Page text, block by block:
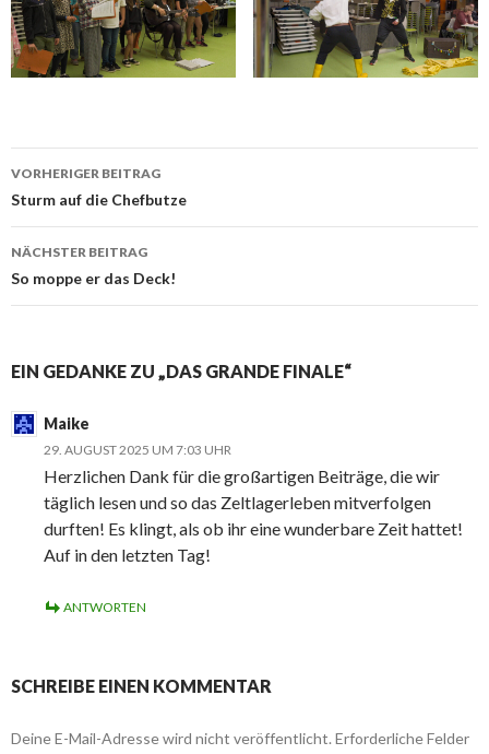
Beitrags-
Navigation
VORHERIGER BEITRAG
Sturm auf die Chefbutze
NÄCHSTER BEITRAG
So moppe er das Deck!
EIN GEDANKE ZU „DAS GRANDE FINALE“
Maike
29. AUGUST 2025 UM 7:03 UHR
Herzlichen Dank für die großartigen Beiträge, die wir
täglich lesen und so das Zeltlagerleben mitverfolgen
durften! Es klingt, als ob ihr eine wunderbare Zeit hattet!
Auf in den letzten Tag!
ANTWORTEN
SCHREIBE EINEN KOMMENTAR
Deine E-Mail-Adresse wird nicht veröffentlicht. Erforderliche Felder